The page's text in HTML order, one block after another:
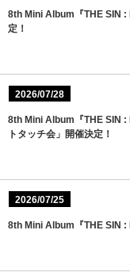
8th Mini Album『THE SIN :
定！
2026/07/28
8th Mini Album『THE SIN :
トタッチ会」開催決定！
2026/07/25
8th Mini Album『THE SIN :